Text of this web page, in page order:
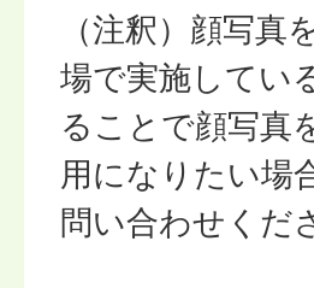
（注釈）顔写
場で実施してい
ることで顔写真
用になりたい場
問い合わせくだ